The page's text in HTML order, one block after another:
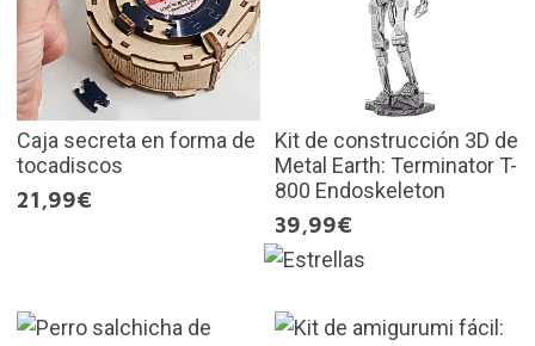
Caja secreta en forma de
tocadiscos
21,99€
Kit de construcción 3D de
Metal Earth: Terminator T-
800 Endoskeleton
39,99€